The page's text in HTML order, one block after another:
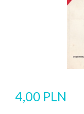
4,00 PLN